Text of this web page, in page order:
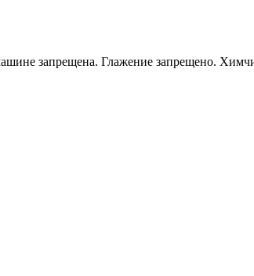
запрещена. Глажение запрещено.